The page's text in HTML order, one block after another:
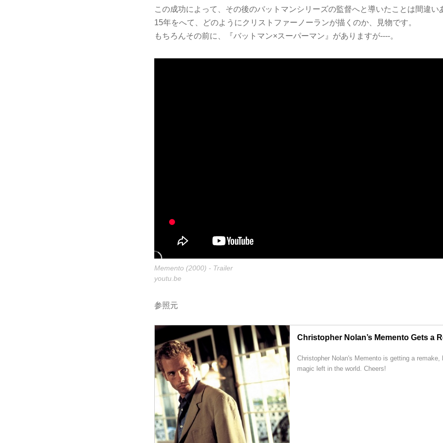
この成功によって、その後のバットマンシリーズの監督へと導いたことは間違い
15年をへて、どのようにクリストファーノーランが描くのか、見物です。
もちろんその前に、『バットマン×スーパーマン』がありますが----。
Memento (2000) - Trailer
youtu.be
参照元
Christopher Nolan’s Memento Gets a
Christopher Nolan's Memento is getting a remake,
magic left in the world. Cheers!